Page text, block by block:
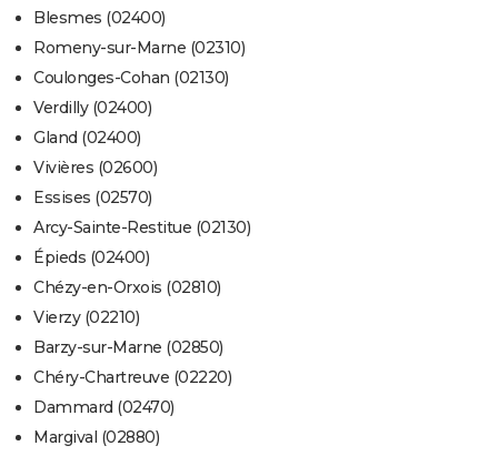
Blesmes (02400)
Romeny-sur-Marne (02310)
Coulonges-Cohan (02130)
Verdilly (02400)
Gland (02400)
Vivières (02600)
Essises (02570)
Arcy-Sainte-Restitue (02130)
Épieds (02400)
Chézy-en-Orxois (02810)
Vierzy (02210)
Barzy-sur-Marne (02850)
Chéry-Chartreuve (02220)
Dammard (02470)
Margival (02880)